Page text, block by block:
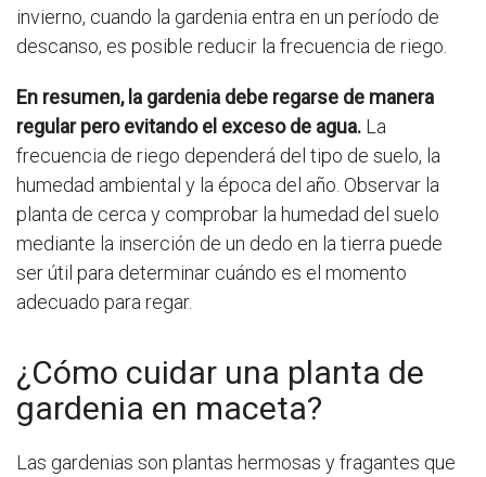
invierno, cuando la gardenia entra en un período de
descanso, es posible reducir la frecuencia de riego.
En resumen, la gardenia debe regarse de manera
regular pero evitando el exceso de agua. La
frecuencia de riego dependerá del tipo de suelo, la
humedad ambiental y la época del año. Observar la
planta de cerca y comprobar la humedad del suelo
mediante la inserción de un dedo en la tierra puede
ser útil para determinar cuándo es el momento
adecuado para regar.
¿Cómo cuidar una planta de
gardenia en maceta?
Las gardenias son plantas hermosas y fragantes que